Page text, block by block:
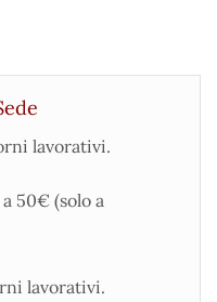
lavorativi.
50€ (solo a
lavorativi.